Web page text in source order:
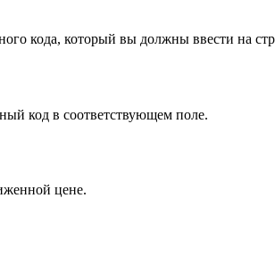
кода, который вы должны ввести на
код в соответствующем поле.
цене.